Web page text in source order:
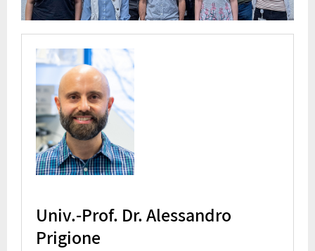
Univ.-Prof. Dr. Alessandro
Prigione